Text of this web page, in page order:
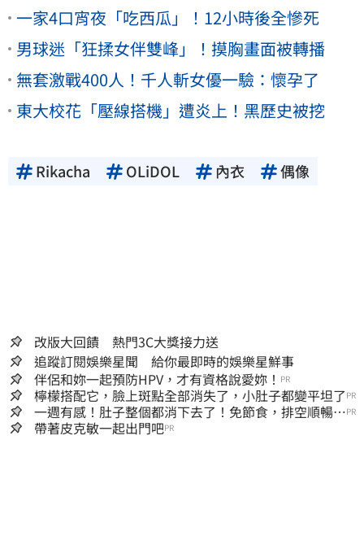
一家4口宵夜「吃西瓜」！12小時後全慘死
男球迷「狂揉女伴雙峰」！摸胸畫面被轉播
無套激戰400人！千人斬女優一驗：懷孕了
東大校花「壓線搭機」遭炎上！黑歷史被挖
Rikacha OLiDOL 內衣 偶像
改版大回饋 熱門3C大獎接力送
追蹤訂閱娛樂星聞 給你最即時的娛樂星鮮事
伴侶和妳一起預防HPV，才有資格說愛妳！ PR
檸檬搭配它，臉上斑點全部消失了，小肚子都變平坦了 PR
一週有感！肚子整個都消下去了！免節食，排空順暢就
夠
PR
帶著皮克敏一起出門吧PR